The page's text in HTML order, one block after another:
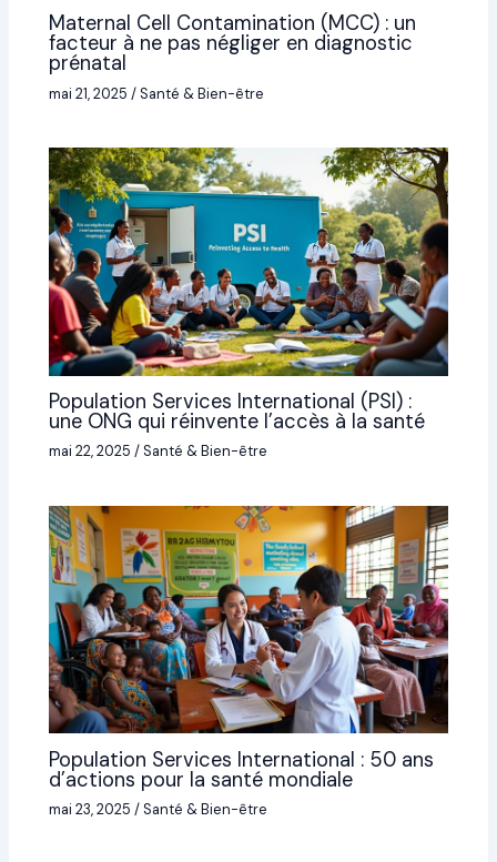
Maternal Cell Contamination (MCC) : un
facteur à ne pas négliger en diagnostic
prénatal
mai 21, 2025/Santé & Bien-être
Population Services International (PSI) :
une ONG qui réinvente l’accès à la santé
mai 22, 2025/Santé & Bien-être
Population Services International : 50 ans
d’actions pour la santé mondiale
mai 23, 2025/Santé & Bien-être